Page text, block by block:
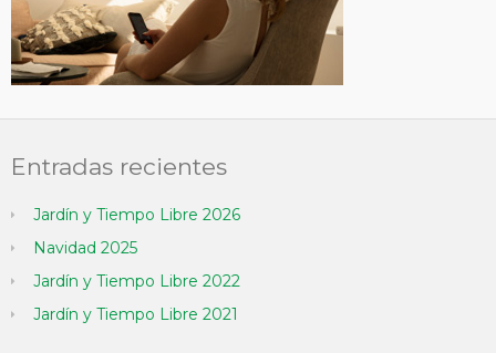
Entradas recientes
Jardín y Tiempo Libre 2026
Navidad 2025
Jardín y Tiempo Libre 2022
Jardín y Tiempo Libre 2021